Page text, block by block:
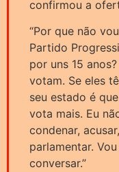
confirmou a
“Por que não
Partido
por uns 15
votam. Se eles
seu estado é
vota mais. Eu
condenar,
parlamentar.
conversar.”​